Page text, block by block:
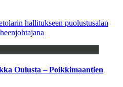
hallitukseen puolustusalan
Oulusta – Poikkimaantien